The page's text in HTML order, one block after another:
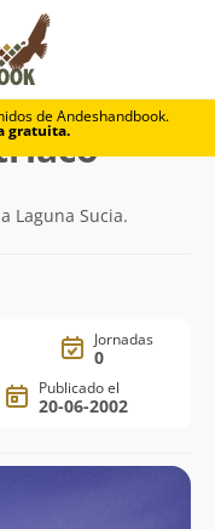
de Andeshandbook.
gratuita.
Austríaco
Laguna Sucia.
Jornadas
0
Publicado el
20-06-2002